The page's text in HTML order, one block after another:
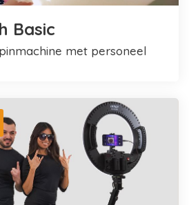
Basic
met personeel